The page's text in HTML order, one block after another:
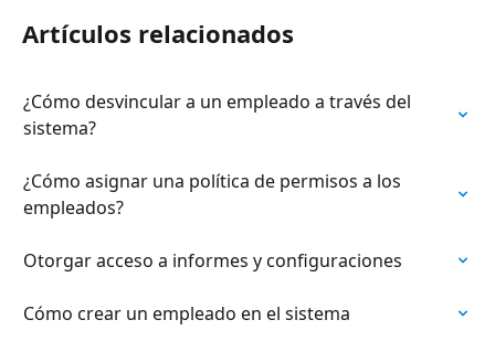
Artículos relacionados
¿Cómo desvincular a un empleado a través del
sistema?
¿Cómo asignar una política de permisos a los
empleados?
Otorgar acceso a informes y configuraciones
Cómo crear un empleado en el sistema